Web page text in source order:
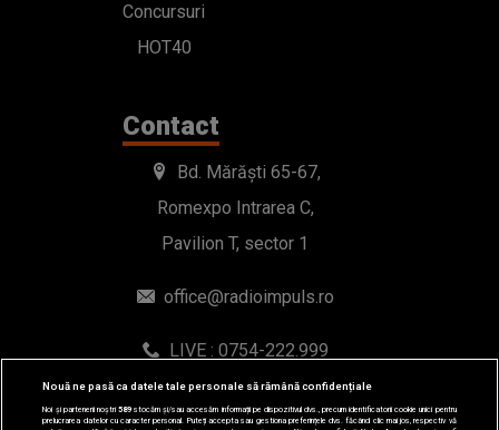
Concursuri
HOT40
Contact
Bd. Mărăști 65-67,
Romexpo Intrarea C,
Pavilion T, sector 1
office@radioimpuls.ro
LIVE : 0754-222.999
WhatsApp: 0754-222.999
Nouă ne pasă ca datele tale personale să rămână confidențiale
Noi și partenerii noștri589stocăm și/sau accesăm informații pe dispozitivul dvs., precum identificatorii cookie unici pentru
prelucrarea datelor cu caracter personal. Puteți accepta sau gestiona preferințele dvs. făcând clic mai jos, respectiv vă